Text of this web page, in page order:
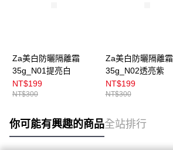
Za美白防曬隔離霜
35g_N01提亮白
NT$199
NT$300
Za美白防曬隔離霜
35g_N02透亮紫
NT$199
NT$300
你可能有興趣的商品全站排行